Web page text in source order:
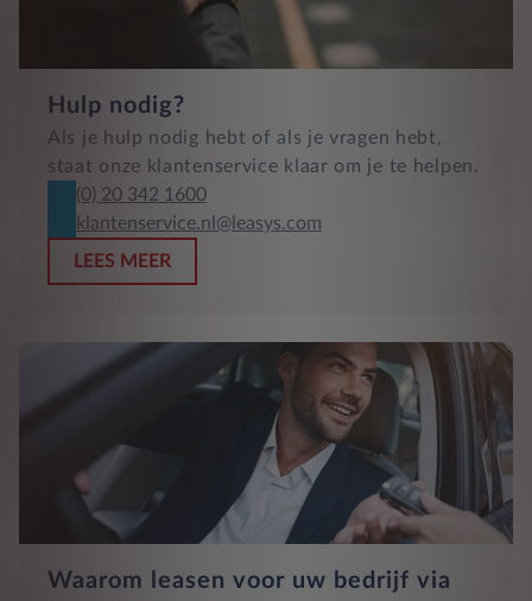
Hulp nodig?
Als je hulp nodig hebt of als je vragen hebt,
staat onze klantenservice klaar om je te helpen.
(0) 20 342 1600
klantenservice.nl@leasys.com
LEES MEER
Waarom leasen voor uw bedrijf via